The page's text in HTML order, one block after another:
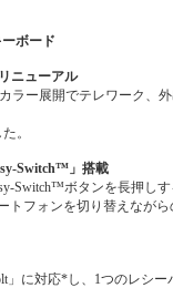
ボード
ニューアル
ー展開でテレワーク、
。
Switch™」搭載
Switch™ボタンを長押しす
フォンを切り替えながら
に対応*し、1つのレシ